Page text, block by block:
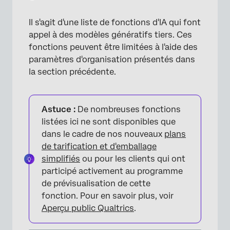
Il s'agit d'une liste de fonctions d'IA qui font
appel à des modèles génératifs tiers. Ces
fonctions peuvent être limitées à l'aide des
paramètres d'organisation présentés dans
la section précédente.
Astuce : De nombreuses fonctions
listées ici ne sont disponibles que
dans le cadre de nos nouveaux plans
de tarification et d'emballage
simplifiés ou pour les clients qui ont
participé activement au programme
de prévisualisation de cette
fonction. Pour en savoir plus, voir
Aperçu public Qualtrics.